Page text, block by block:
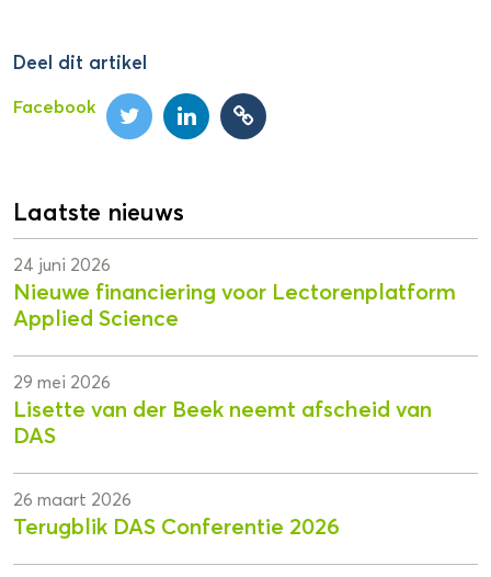
Deel dit artikel
Facebook
Laatste nieuws
24 juni 2026
Nieuwe financiering voor Lectorenplatform
Applied Science
29 mei 2026
Lisette van der Beek neemt afscheid van
DAS
26 maart 2026
Terugblik DAS Conferentie 2026